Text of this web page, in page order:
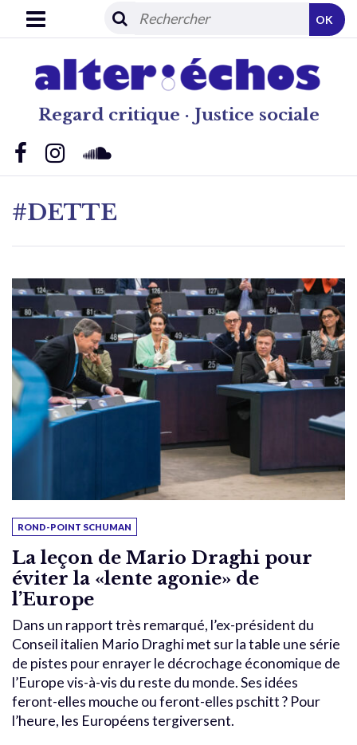
Regard critique · Justice sociale
OK
#DETTE
ROND-POINT SCHUMAN
La leçon de Mario Draghi pour
éviter la «lente agonie» de
l’Europe
Dans un rapport très remarqué, l’ex-président du
Conseil italien Mario Draghi met sur la table une série
de pistes pour enrayer le décrochage économique de
l’Europe vis-à-vis du reste du monde. Ses idées
feront-elles mouche ou feront-elles pschitt ? Pour
l’heure, les Européens tergiversent.